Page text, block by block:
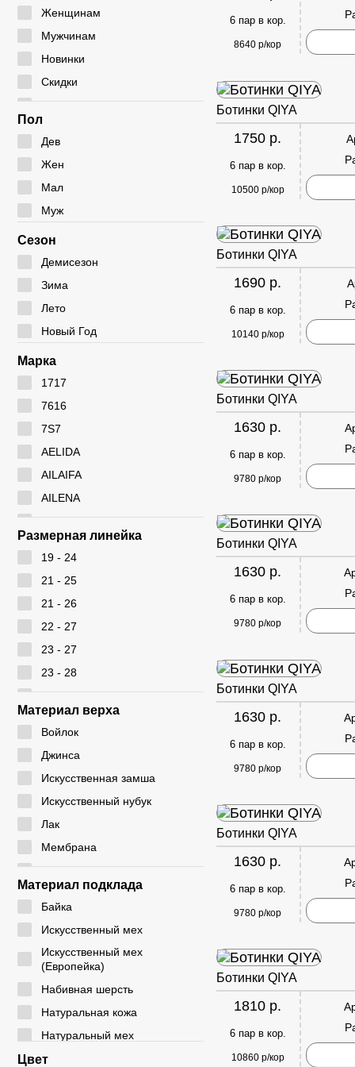
Сандалии
Женщинам
Мужчинам
Новинки
Скидки
Сумки
Пол
Дев
Жен
Мал
Муж
Сезон
Демисезон
Зима
Лето
Новый Год
Марка
1717
7616
7S7
AELIDA
AILAIFA
AILENA
Ameiyida
AOWEI
CM
CYCY
DADA
DICNI
DINO ALBAT
DUOLE
EIE
ELENA
EX-TIM
FAFALA
FASHION
G. ROSE
Размерная линейка
19 - 24
21 - 25
21 - 26
22 - 27
23 - 27
23 - 28
24 - 28
24 - 29
26 - 30
26 - 31
27 - 32
28 - 33
29 - 33
29 - 36
30 - 35
30 - 37
31 - 35
31 - 36
31 - 37
31 - 38
Материал верха
Войлок
Джинса
Искусственная замша
Искусственный нубук
Лак
Мембрана
Натуральная замша
Натуральная кожа
Резина
Резинка
Текстиль
ЭВА
Экокожа
Материал подклада
Байка
Искусственный мех
Искусственный мех
(Европейка)
Набивная шерсть
Натуральная кожа
Натуральный мех
Натуральный мех
Цвет
6 пар в кор.
8640 р/кор
Ботинки QIYA
1750 р.
6 пар в кор.
10500 р/кор
Ботинки QIYA
1690 р.
6 пар в кор.
10140 р/кор
Ботинки QIYA
1630 р.
6 пар в кор.
9780 р/кор
Ботинки QIYA
1630 р.
6 пар в кор.
9780 р/кор
Ботинки QIYA
1630 р.
6 пар в кор.
9780 р/кор
Ботинки QIYA
1630 р.
6 пар в кор.
9780 р/кор
Ботинки QIYA
1810 р.
6 пар в кор.
10860 р/кор